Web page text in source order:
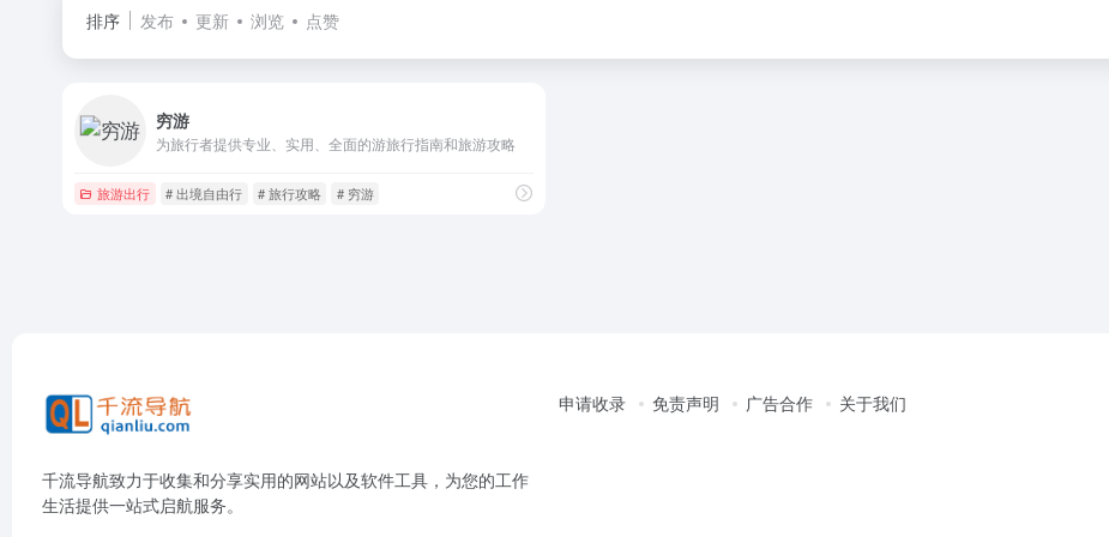
排序 发布 更新 浏览 点赞
穷游
为旅行者提供专业、实用、全面的游旅行指南和旅游攻略
旅游出行 # 出境自由行 # 旅行攻略 # 穷游
千流导航致力于收集和分享实用的网站以及软件工具，为您的工作
生活提供一站式启航服务。
申请收录 免责声明 广告合作 关于我们